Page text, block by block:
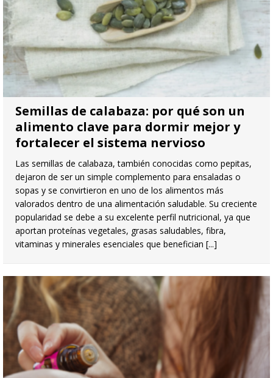
Semillas de calabaza: por qué son un
alimento clave para dormir mejor y
fortalecer el sistema nervioso
Las semillas de calabaza, también conocidas como pepitas,
dejaron de ser un simple complemento para ensaladas o
sopas y se convirtieron en uno de los alimentos más
valorados dentro de una alimentación saludable. Su creciente
popularidad se debe a su excelente perfil nutricional, ya que
aportan proteínas vegetales, grasas saludables, fibra,
vitaminas y minerales esenciales que benefician [...]